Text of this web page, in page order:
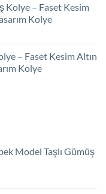
Kolye – Faset Kesim
Kolye
– Faset Kesim Altın
Kolye
Model Taşlı Gümüş